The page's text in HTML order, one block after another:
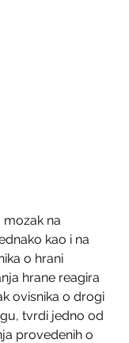
mozak na
kao i na
o hrani
hrane reagira
ovisnika o drogi
tvrdi jedno od
provedenih o